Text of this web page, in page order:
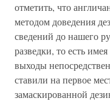
отметить, что
методом доведения
сведений до нашего
разведки, то есть
выходы
ставили на первое
замаскированной